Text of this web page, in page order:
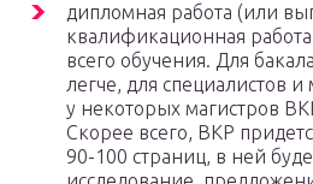
дипломная работа (или
квалификационная
всего обучения. Для
легче, для специалистов
у некоторых магистров
Скорее всего, ВКР
90-100 страниц, в ней